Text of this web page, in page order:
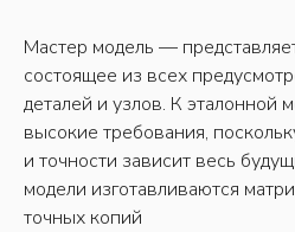
Мастер модель —
состоящее из всех
деталей и узлов. К эталонной
высокие требования,
и точности зависит весь
модели изготавливаются
точных копий